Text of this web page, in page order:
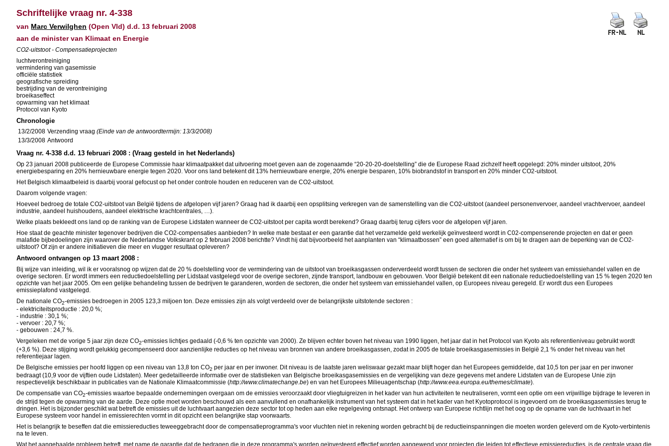
Schriftelijke vraag nr. 4-338
van Marc Verwilghen (Open Vld) d.d. 13 februari 2008
aan de minister van Klimaat en Energie
CO2-uitstoot - Compensatieprojecten
luchtverontreiniging
vermindering van gasemissie
officiële statistiek
geografische spreiding
bestrijding van de verontreiniging
broeikaseffect
opwarming van het klimaat
Protocol van Kyoto
Chronologie
13/2/2008 Verzending vraag(Einde van de antwoordtermijn: 13/3/2008)
13/3/2008 Antwoord
Vraag nr. 4-338 d.d. 13 februari 2008 : (Vraag gesteld in het Nederlands)
Op 23 januari 2008 publiceerde de Europese Commissie haar klimaatpakket dat uitvoering moet geven aan de zogenaamde “20-20-20-doelstelling” die de Europese Raad zichzelf heeft opgelegd: 20% minder uitstoot, 20%
energiebesparing en 20% hernieuwbare energie tegen 2020. Voor ons land betekent dit 13% hernieuwbare energie, 20% energie besparen, 10% biobrandstof in transport en 20% minder CO2-uitstoot.
Het Belgisch klimaatbeleid is daarbij vooral gefocust op het onder controle houden en reduceren van de CO2-uitstoot.
Daarom volgende vragen:
Hoeveel bedroeg de totale CO2-uitstoot van België tijdens de afgelopen vijf jaren? Graag had ik daarbij een opsplitsing verkregen van de samenstelling van die CO2-uitstoot (aandeel personenvervoer, aandeel vrachtvervoer, aandeel
industrie, aandeel huishoudens, aandeel elektrische krachtcentrales, …).
Welke plaats bekleedt ons land op de ranking van de Europese Lidstaten wanneer de CO2-uitstoot per capita wordt berekend? Graag daarbij terug cijfers voor de afgelopen vijf jaren.
Hoe staat de geachte minister tegenover bedrijven die CO2-compensaties aanbieden? In welke mate bestaat er een garantie dat het verzamelde geld werkelijk geïnvesteerd wordt in C02-compenserende projecten en dat er geen
malafide bijbedoelingen zijn waarover de Nederlandse Volkskrant op 2 februari 2008 berichtte? Vindt hij dat bijvoorbeeld het aanplanten van “klimaatbossen” een goed alternatief is om bij te dragen aan de beperking van de CO2-
uitstoot? Of zijn er andere initiatieven die meer en vlugger resultaat opleveren?
Antwoord ontvangen op 13 maart 2008 :
Bij wijze van inleiding, wil ik er vooralsnog op wijzen dat de 20 % doelstelling voor de vermindering van de uitstoot van broeikasgassen onderverdeeld wordt tussen de sectoren die onder het systeem van emissiehandel vallen en de
overige sectoren. Er wordt immers een reductiedoelstelling per Lidstaat vastgelegd voor de overige sectoren, zijnde transport, landbouw en gebouwen. Voor België betekent dit een nationale reductiedoelstelling van 15 % tegen 2020 ten
opzichte van het jaar 2005. Om een gelijke behandeling tussen de bedrijven te garanderen, worden de sectoren, die onder het systeem van emissiehandel vallen, op Europees niveau geregeld. Er wordt dus een Europees
emissieplafond vastgelegd.
De nationale CO2-emissies bedroegen in 2005 123,3 miljoen ton. Deze emissies zijn als volgt verdeeld over de belangrijkste uitstotende sectoren :
- elektriciteitsproductie : 20,0 %;
- industrie : 30,1 %;
- vervoer : 20,7 %;
- gebouwen : 24,7 %.
Vergeleken met de vorige 5 jaar zijn deze CO2-emissies lichtjes gedaald (-0,6 % ten opzichte van 2000). Ze blijven echter boven het niveau van 1990 liggen, het jaar dat in het Protocol van Kyoto als referentieniveau gebruikt wordt
(+3,6 %). Deze stijging wordt gelukkig gecompenseerd door aanzienlijke reducties op het niveau van bronnen van andere broeikasgassen, zodat in 2005 de totale broeikasgasemissies in België 2,1 % onder het niveau van het
referentiejaar lagen.
De Belgische emissies per hoofd liggen op een niveau van 13,8 ton CO2 per jaar en per inwoner. Dit niveau is de laatste jaren weliswaar gezakt maar blijft hoger dan het Europees gemiddelde, dat 10,5 ton per jaar en per inwoner
bedraagt (10,9 voor de vijftien oude Lidstaten). Meer gedetailleerde informatie over de statistieken van Belgische broeikasgasemissies en de vergelijking van deze gegevens met andere Lidstaten van de Europese Unie zijn
respectievelijk beschikbaar in publicaties van de Nationale Klimaatcommissie (http://www.climatechange.be) en van het Europees Milieuagentschap (http://www.eea.europa.eu/themes/climate).
De compensatie van CO2-emissies waartoe bepaalde ondernemingen overgaan om de emissies veroorzaakt door vliegtuigreizen in het kader van hun activiteiten te neutraliseren, vormt een optie om een vrijwillige bijdrage te leveren in
de strijd tegen de opwarming van de aarde. Deze optie moet worden beschouwd als een aanvullend en onafhankelijk instrument van het systeem dat in het kader van het Kyotoprotocol is ingevoerd om de broeikasgasemissies terug te
dringen. Het is bijzonder geschikt wat betreft de emissies uit de luchtvaart aangezien deze sector tot op heden aan elke regelgeving ontsnapt. Het ontwerp van Europese richtlijn met het oog op de opname van de luchtvaart in het
Europese systeem voor handel in emissierechten vormt in dit opzicht een belangrijke stap voorwaarts.
Het is belangrijk te beseffen dat die emissiereducties teweeggebracht door de compensatieprogramma's voor vluchten niet in rekening worden gebracht bij de reductieinspanningen die moeten worden geleverd om de Kyoto-verbintenis
na te leven.
Wat het aangehaalde probleem betreft, met name de garantie dat de bedragen die in deze programma's worden geïnvesteerd effectief worden aangewend voor projecten die leiden tot effectieve emissiereducties, is de centrale vraag die